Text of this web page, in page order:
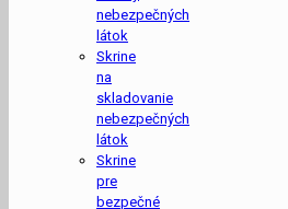
nebezpečných
látok
Skrine
na
skladovanie
nebezpečných
látok
Skrine
pre
bezpečné